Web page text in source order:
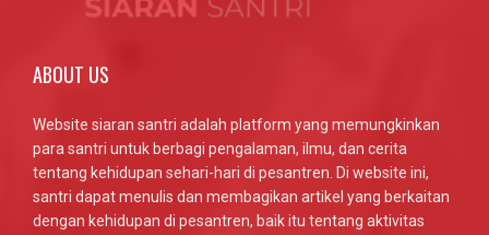
ABOUT US
Website siaran santri adalah platform yang memungkinkan
para santri untuk berbagi pengalaman, ilmu, dan cerita
tentang kehidupan sehari-hari di pesantren. Di website ini,
santri dapat menulis dan membagikan artikel yang berkaitan
dengan kehidupan di pesantren, baik itu tentang aktivitas